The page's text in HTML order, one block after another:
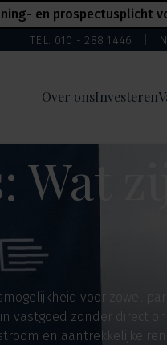
TEL: 010 - 288 1446
Over onsInvesteren
en prospectusplicht
Wat
voor zowel
vastgoed zonder direct
en aantrekkelijke